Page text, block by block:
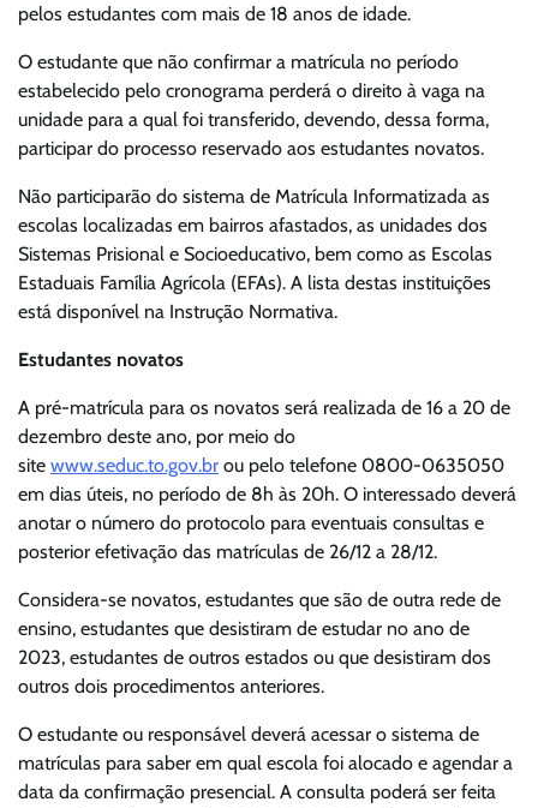
pelos estudantes com mais de 18 anos de idade.
O estudante que não confirmar a matrícula no período
estabelecido pelo cronograma perderá o direito à vaga na
unidade para a qual foi transferido, devendo, dessa forma,
participar do processo reservado aos estudantes novatos.
Não participarão do sistema de Matrícula Informatizada as
escolas localizadas em bairros afastados, as unidades dos
Sistemas Prisional e Socioeducativo, bem como as Escolas
Estaduais Família Agrícola (EFAs). A lista destas instituições
está disponível na Instrução Normativa.
Estudantes novatos
A pré-matrícula para os novatos será realizada de 16 a 20 de
dezembro deste ano, por meio do
site www.seduc.to.gov.br ou pelo telefone 0800-0635050
em dias úteis, no período de 8h às 20h. O interessado deverá
anotar o número do protocolo para eventuais consultas e
posterior efetivação das matrículas de 26/12 a 28/12.
Considera-se novatos, estudantes que são de outra rede de
ensino, estudantes que desistiram de estudar no ano de
2023, estudantes de outros estados ou que desistiram dos
outros dois procedimentos anteriores.
O estudante ou responsável deverá acessar o sistema de
matrículas para saber em qual escola foi alocado e agendar a
data da confirmação presencial. A consulta poderá ser feita